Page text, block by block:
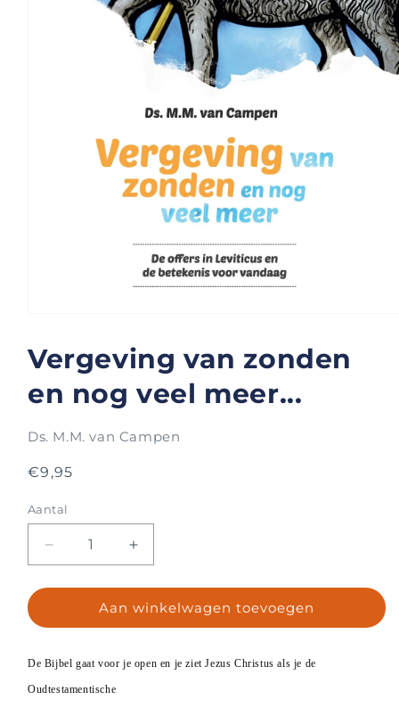
in
modaal
Vergeving van zonden
en nog veel meer...
Ds. M.M. van Campen
Normale
€9,95
Aantal
Aantal
Aantal
verlagen
voor
Vergeving
van
en
nog
Aantal
verhogen
voor
Vergeving
van
en
Aan winkelwagen toevoegen
De Bijbel gaat voor je open en je ziet Jezus Christus als je de
Oudtestamentische